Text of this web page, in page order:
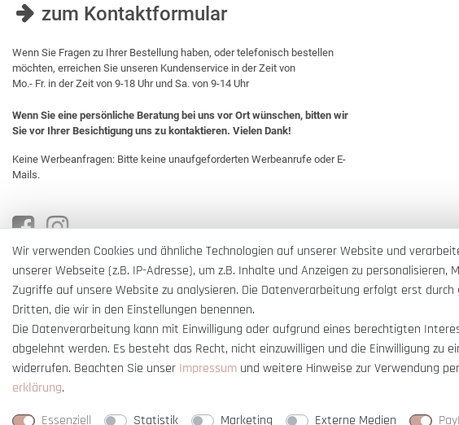
zum Kontaktformular
Wenn Sie Fragen zu Ihrer Bestellung haben, oder telefonisch bestellen
möchten, erreichen Sie unseren Kundenservice in der Zeit von
Mo.- Fr. in der Zeit von 9-18 Uhr und Sa. von 9-14 Uhr
Wenn Sie eine persönliche Beratung bei uns vor Ort wünschen, bitten wir
Sie vor Ihrer Besichtigung uns zu kontaktieren. Vielen Dank!
Keine Werbeanfragen: Bitte keine unaufgeforderten Werbeanrufe oder E-
Mails.
* Alle Preise verstehen sich inkl. gesetzl. MwSt. und
Wir verwenden Cookies und ähnliche Technologien auf unserer Website und
unserer Webseite (z.B. IP-Adresse), um z.B. Inhalte und Anzeigen zu
Zugriffe auf unsere Website zu analysieren. Die Datenverarbeitung erfolgt erst
Dritten, die wir in den Einstellungen benennen.
Die Datenverarbeitung kann mit Einwilligung oder aufgrund eines berechtigten
abgelehnt werden. Es besteht das Recht, nicht einzuwilligen und die Einwilligung zu
widerrufen. Beachten Sie unser Impressum und weitere Hinweise zur Verwendung
erklärung.
Essenziell
Statistik Marketing Externe Medien